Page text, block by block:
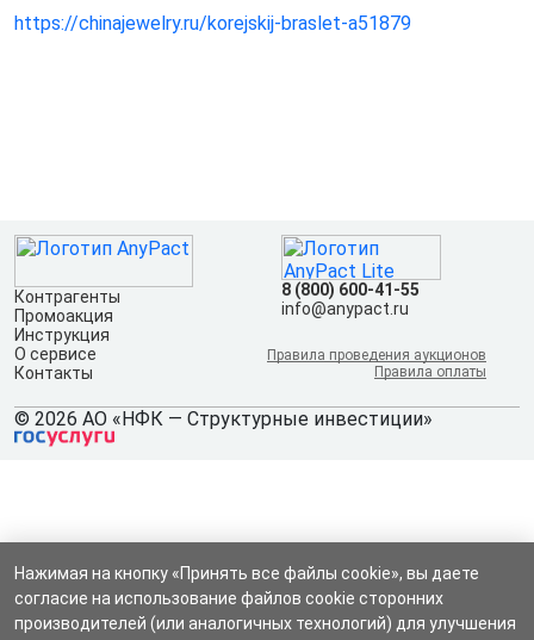
https://chinajewelry.ru/korejskij-braslet-a51879
Контрагенты
Промоакция
Инструкция
О сервисе
Контакты
8 (800) 600-41-55
info@anypact.ru
Правила проведения аукционов
Правила оплаты
© 2026 АО «НФК — Структурные инвестиции»
Нажимая на кнопку «Принять все файлы cookie», вы даете
согласие на использование файлов cookie сторонних
производителей (или аналогичных технологий) для улучшения